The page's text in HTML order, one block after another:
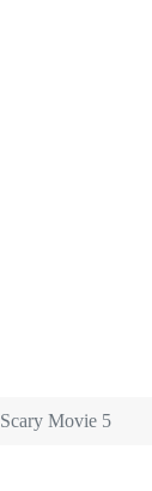
Scary Movie 5